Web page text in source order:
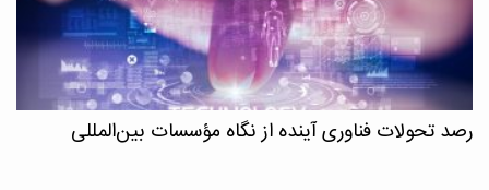
رصد تحولات فناوری آینده از نگاه مؤسسات بین‌المللی